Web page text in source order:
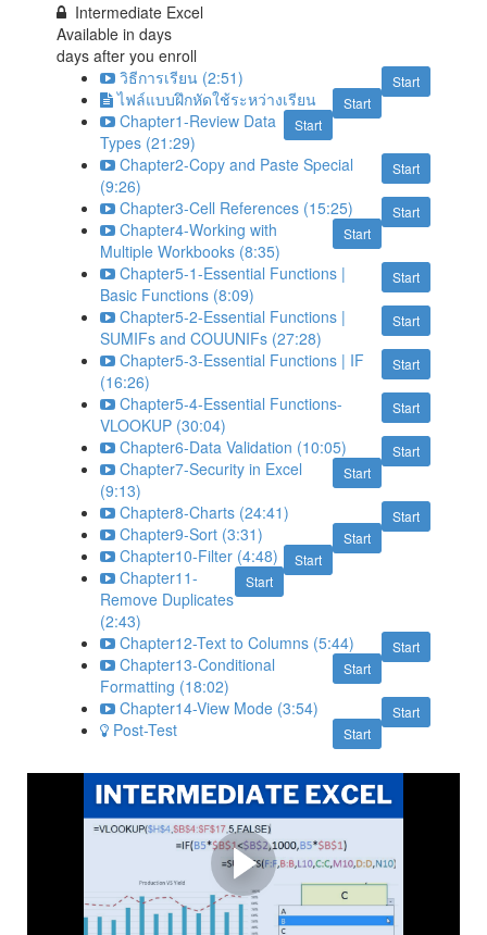
Intermediate Excel
Available indays
days after you enroll
Start
วิธีการเรียน (2:51)
Start
ไฟล์แบบฝึกหัดใช้ระหว่างเรียน
Start
Chapter1-Review Data
Types (21:29)
Start
Chapter2-Copy and Paste Special
(9:26)
Start
Chapter3-Cell References (15:25)
Start
Chapter4-Working with
Multiple Workbooks (8:35)
Start
Chapter5-1-Essential Functions |
Basic Functions (8:09)
Start
Chapter5-2-Essential Functions |
SUMIFs and COUUNIFs (27:28)
Start
Chapter5-3-Essential Functions | IF
(16:26)
Start
Chapter5-4-Essential Functions-
VLOOKUP (30:04)
Start
Chapter6-Data Validation (10:05)
Start
Chapter7-Security in Excel
(9:13)
Start
Chapter8-Charts (24:41)
Start
Chapter9-Sort (3:31)
Start
Chapter10-Filter (4:48)
Start
Chapter11-
Remove Duplicates
(2:43)
Start
Chapter12-Text to Columns (5:44)
Start
Chapter13-Conditional
Formatting (18:02)
Start
Chapter14-View Mode (3:54)
Start
Post-Test
ตัวอย่างรูปแบบการเรียน
ถ้า Video ไม่ชัด รอสักพัก คลิกที่สัญลักษณ์
Settings ขวาล่าง ปรับความละเอียด Video